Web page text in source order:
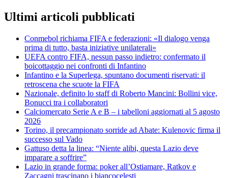
Ultimi articoli pubblicati
Conmebol richiama FIFA e federazioni: «Il dialogo venga
prima di tutto, basta iniziative unilaterali»
UEFA contro FIFA, nessun passo indietro: confermato il
boicottaggio nei confronti di Infantino
Infantino e la Superlega, spuntano documenti riservati: il
retroscena che scuote la FIFA
Nazionale, definito lo staff di Roberto Mancini: Bollini vice,
Bonucci tra i collaboratori
Calciomercato Serie A e B – i tabelloni aggiornati al 5 agosto
2026
Torino, il precampionato sorride ad Abate: Kulenovic firma il
successo sul Vado
Gattuso detta la linea: “Niente alibi, questa Lazio deve
imparare a soffrire”
Lazio in grande forma: poker all’Ostiamare, Ratkov e
Zaccagni trascinano i biancocelesti